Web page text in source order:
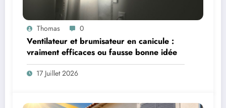
Thomas 0
Ventilateur et brumisateur en canicule :
vraiment efficaces ou fausse bonne idée
17 Juillet 2026